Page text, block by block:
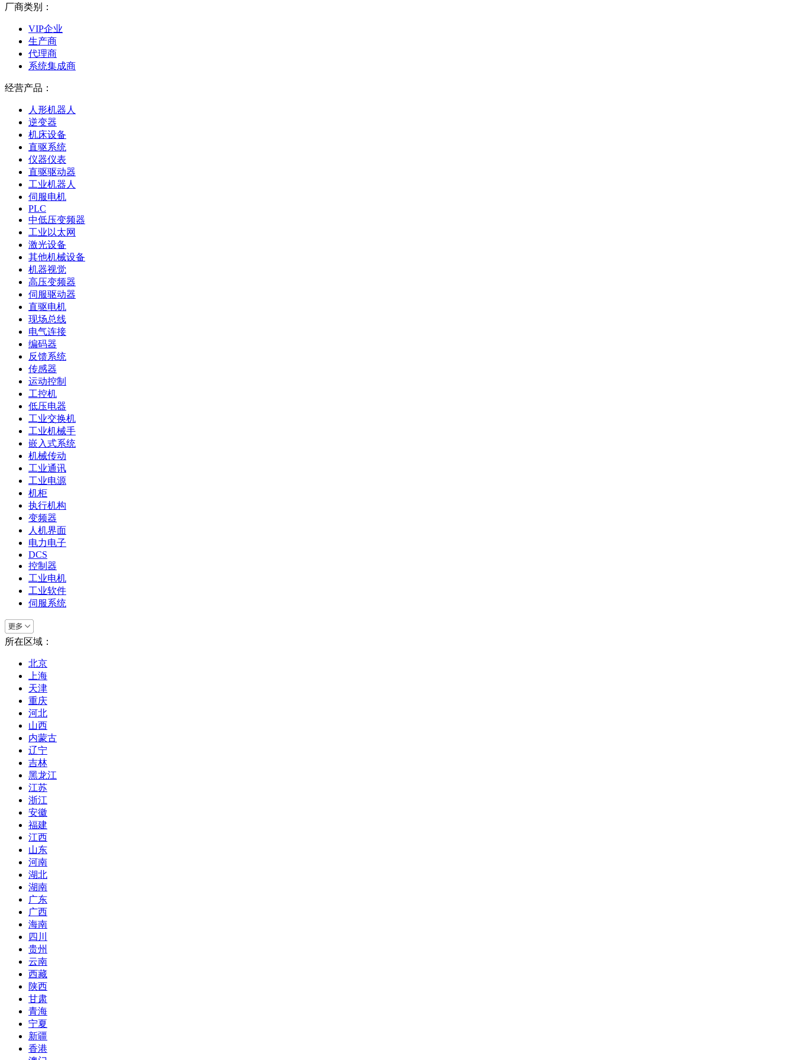
厂商类别：
VIP企业
生产商
代理商
系统集成商
经营产品：
人形机器人
逆变器
机床设备
直驱系统
仪器仪表
直驱驱动器
工业机器人
伺服电机
PLC
中低压变频器
工业以太网
激光设备
其他机械设备
机器视觉
高压变频器
伺服驱动器
直驱电机
现场总线
电气连接
编码器
反馈系统
传感器
运动控制
工控机
低压电器
工业交换机
工业机械手
嵌入式系统
机械传动
工业通讯
工业电源
机柜
执行机构
变频器
人机界面
电力电子
DCS
控制器
工业电机
工业软件
伺服系统
所在区域：
北京
上海
天津
重庆
河北
山西
内蒙古
辽宁
吉林
黑龙江
江苏
浙江
安徽
福建
江西
山东
河南
湖北
湖南
广东
广西
海南
四川
贵州
云南
西藏
陕西
甘肃
青海
宁夏
新疆
香港